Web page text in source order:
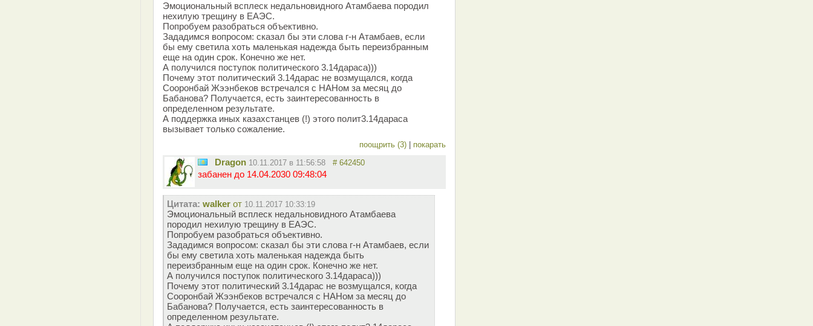
Эмоциональный всплеск недальновидного Атамбаева породил
нехилую трещину в ЕАЭС.
Попробуем разобраться объективно.
Зададимся вопросом: сказал бы эти слова г-н Атамбаев, если
бы ему светила хоть маленькая надежда быть переизбранным
еще на один срок. Конечно же нет.
А получился поступок политического 3.14дараса)))
Почему этот политический 3.14дарас не возмущался, когда
Сооронбай Жээнбеков встречался с НАНом за месяц до
Бабанова? Получается, есть заинтересованность в
определенном результате.
А поддержка иных казахстанцев (!) этого полит3.14дараса
вызывает только сожаление.
поощрить (3) покарать
Dragon 10.11.2017 в 11:56:58 # 642450
забанен до 14.04.2030 09:48:04
Цитата: walker от 10.11.2017 10:33:19
Эмоциональный всплеск недальновидного Атамбаева
породил нехилую трещину в ЕАЭС.
Попробуем разобраться объективно.
Зададимся вопросом: сказал бы эти слова г-н Атамбаев, если
бы ему светила хоть маленькая надежда быть
переизбранным еще на один срок. Конечно же нет.
А получился поступок политического 3.14дараса)))
Почему этот политический 3.14дарас не возмущался, когда
Сооронбай Жээнбеков встречался с НАНом за месяц до
Бабанова? Получается, есть заинтересованность в
определенном результате.